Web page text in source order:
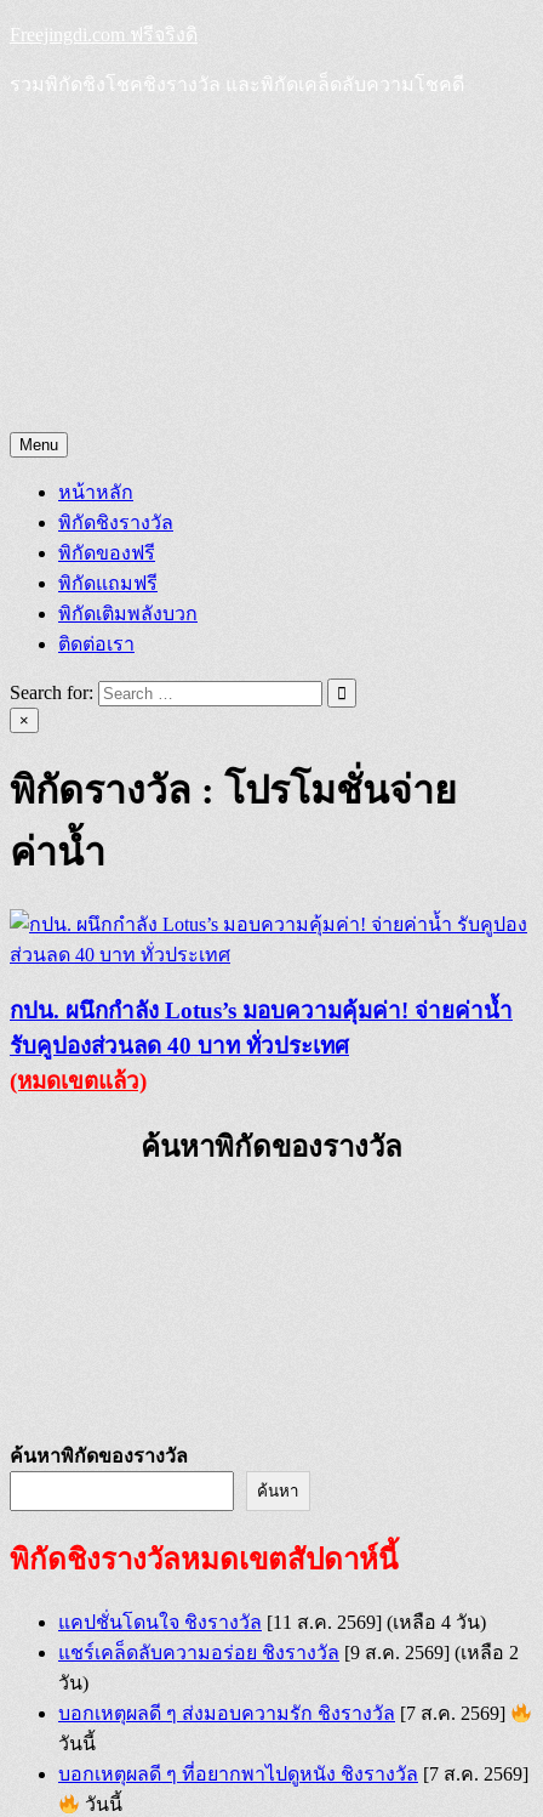
Skip
to
content
Freejingdi.com ฟรีจริงดิ
รวมพิกัดชิงโชคชิงรางวัล และพิกัดเคล็ดลับความโชคดี
Menu
หน้าหลัก
พิกัดชิงรางวัล
พิกัดของฟรี
พิกัดแถมฟรี
พิกัดเติมพลังบวก
ติดต่อเรา
Search for:
×
พิกัดรางวัล : โปรโมชั่นจ่าย
ค่าน้ำ
กปน. ผนึกกำลัง Lotus’s มอบความคุ้มค่า! จ่ายค่าน้ำ
รับคูปองส่วนลด 40 บาท ทั่วประเทศ
(หมดเขตแล้ว)
ค้นหาพิกัดของรางวัล
ค้นหาพิกัดของรางวัล
ค้นหา
พิกัดชิงรางวัลหมดเขตสัปดาห์นี้
แคปชั่นโดนใจ ชิงรางวัล [11 ส.ค. 2569] (เหลือ 4 วัน)
แชร์เคล็ดลับความอร่อย ชิงรางวัล [9 ส.ค. 2569] (เหลือ 2
วัน)
บอกเหตุผลดี ๆ ส่งมอบความรัก ชิงรางวัล [7 ส.ค. 2569]
วันนี้
บอกเหตุผลดี ๆ ที่อยากพาไปดูหนัง ชิงรางวัล [7 ส.ค. 2569]
วันนี้